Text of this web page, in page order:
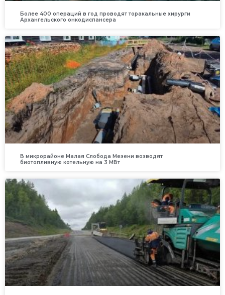
Более 400 операций в год проводят торакальные хирурги
Архангельского онкодиспансера
В микрорайоне Малая Слобода Мезени возводят
биотопливную котельную на 3 МВт